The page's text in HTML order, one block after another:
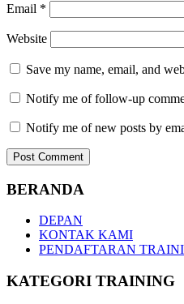
Email *
Website
Save my name, email, and
Notify me of follow-up
Notify me of new posts by
BERANDA
DEPAN
KONTAK KAMI
PENDAFTARAN
KATEGORI TRAINING